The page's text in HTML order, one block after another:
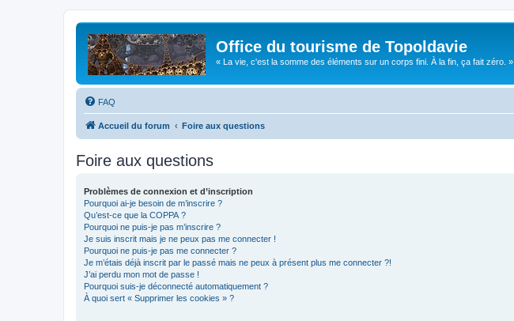
Office du tourisme de Topoldavie
« La vie, c'est la somme des éléments sur un corps fini. À la fin, ça fait zéro. »
FAQ
Accueil du forum Foire aux questions
Foire aux questions
Problèmes de connexion et d’inscription
Pourquoi ai-je besoin de m’inscrire ?
Qu’est-ce que la COPPA ?
Pourquoi ne puis-je pas m’inscrire ?
Je suis inscrit mais je ne peux pas me connecter !
Pourquoi ne puis-je pas me connecter ?
Je m’étais déjà inscrit par le passé mais ne peux à présent plus me connecter ?!
J’ai perdu mon mot de passe !
Pourquoi suis-je déconnecté automatiquement ?
À quoi sert « Supprimer les cookies » ?